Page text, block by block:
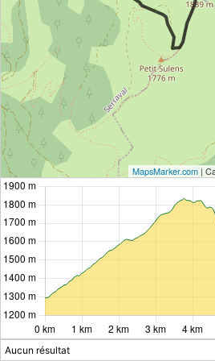
MapsMarker.com |
Aucun résultat